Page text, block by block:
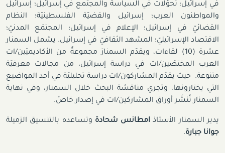
في إسرائيل؛ تحوُّلات في السياسة والمجتمع في إسرائيل؛ إسرائيل
والمواطنون العرب؛ إسرائيل والقضيّة الفلسطينيّة؛ النظام
القضائيّ في إسرائيل؛ الإعلام في إسرائيل؛ المجتمَع المدنيّ؛
الاقتصاد الإسرائيليّ؛ المشهد الثقافيّ في إسرائيل. يشمل السمنار
عشرة (10) لقاءات، ويقدّم السمنارَ مجموعةٌ من الأكاديميّين/ات
العرب المختصّين/ات في دراسة إسرائيل، من مجالات معرفيّة
متنوعة. حيث يقدّم المشاركون/ات دراسة تحليليّة في أحد المواضيع
التي يختارونها، وتجري مناقشة البحث خلال السمنار، وفي نهاية
السمنار تُنشَر أوراق المشاركين/ات في إصدار خاصّ.
يدير السمنار الأستاذامطانس شحادة وتساعده بالتنسيق الزميلة
جوانا جبارة.